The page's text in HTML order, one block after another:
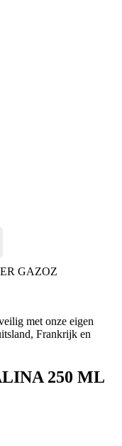
GAZOZ
met onze eigen
Frankrijk en
250 ML